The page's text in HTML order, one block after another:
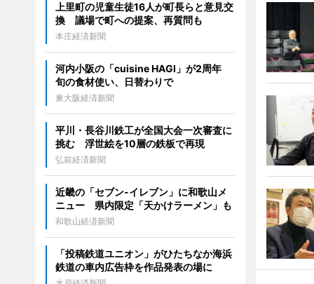
上里町の児童生徒16人が町長らと意見交
換 議場で町への提案、再質問も
本庄経済新聞
河内小阪の「cuisine HAGI」が2周年
旬の食材使い、日替わりで
東大阪経済新聞
平川・長谷川鉄工が全国大会一次審査に
挑む 浮世絵を10層の鉄板で再現
弘前経済新聞
近畿の「セブン-イレブン」に和歌山メ
ニュー 県内限定「天かけラーメン」も
和歌山経済新聞
「投稿鉄道ユニオン」がひたちなか海浜
鉄道の車内広告枠を作品発表の場に